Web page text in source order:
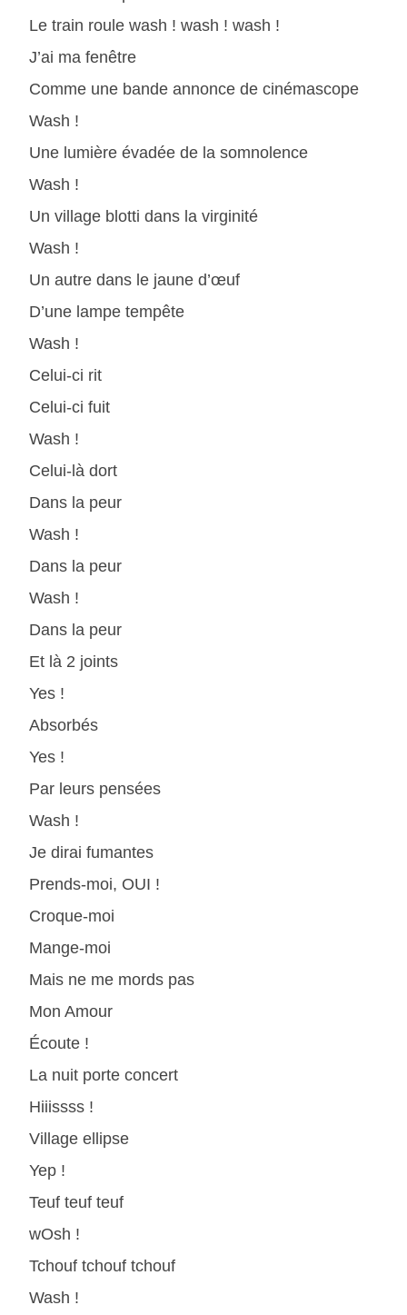
Le train roule wash ! wash ! wash !
J’ai ma fenêtre
Comme une bande annonce de cinémascope
Wash !
Une lumière évadée de la somnolence
Wash !
Un village blotti dans la virginité
Wash !
Un autre dans le jaune d’œuf
D’une lampe tempête
Wash !
Celui-ci rit
Celui-ci fuit
Wash !
Celui-là dort
Dans la peur
Wash !
Dans la peur
Wash !
Dans la peur
Et là 2 joints
Yes !
Absorbés
Yes !
Par leurs pensées
Wash !
Je dirai fumantes
Prends-moi, OUI !
Croque-moi
Mange-moi
Mais ne me mords pas
Mon Amour
Écoute !
La nuit porte concert
Hiiissss !
Village ellipse
Yep !
Teuf teuf teuf
wOsh !
Tchouf tchouf tchouf
Wash !